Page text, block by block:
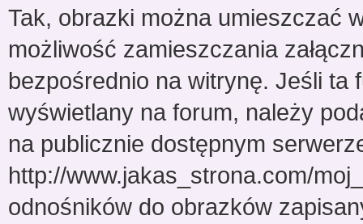
Tak, obrazki można umieszczać
możliwość zamieszczania
bezpośrednio na witrynę. Jeśli ta
wyświetlany na forum, należy
na publicznie dostępnym
http://www.jakas_strona.com/
odnośników do obrazków